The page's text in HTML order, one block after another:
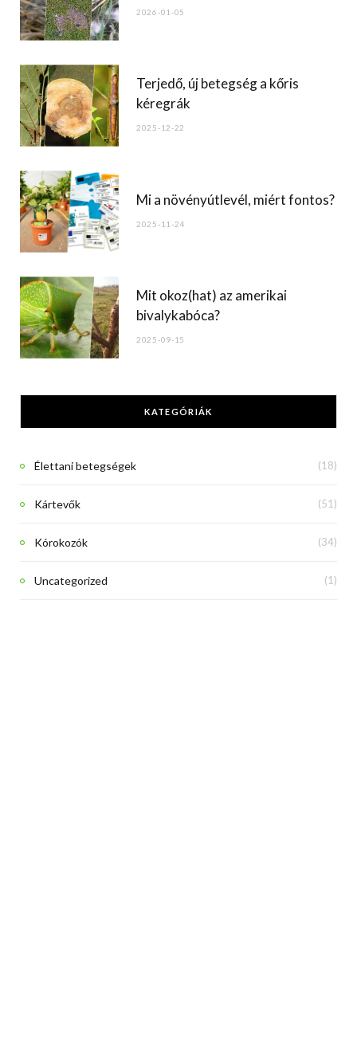
o
2026-01-05
Terjedő, új betegség a kőris
kéregrák
2025-12-22
Mi a növényútlevél, miért fontos?
2025-11-24
Mit okoz(hat) az amerikai
bivalykabóca?
2025-09-15
KATEGÓRIÁK
Élettani betegségek (18)
Kártevők (51)
Kórokozók (34)
Uncategorized (1)